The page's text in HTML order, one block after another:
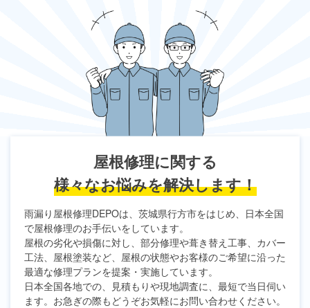
屋根修理に関する
様々なお悩みを解決します！
雨漏り屋根修理DEPOは、茨城県行方市をはじめ、日本全国
で屋根修理のお手伝いをしています。
屋根の劣化や損傷に対し、部分修理や葺き替え工事、カバー
工法、屋根塗装など、屋根の状態やお客様のご希望に沿った
最適な修理プランを提案・実施しています。
日本全国各地での、見積もりや現地調査に、最短で当日伺い
ます。お急ぎの際もどうぞお気軽にお問い合わせください。